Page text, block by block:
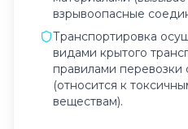
взрывоопасные
Транспортировка
видами крытого
правилами перевозки
(относится к
веществам).